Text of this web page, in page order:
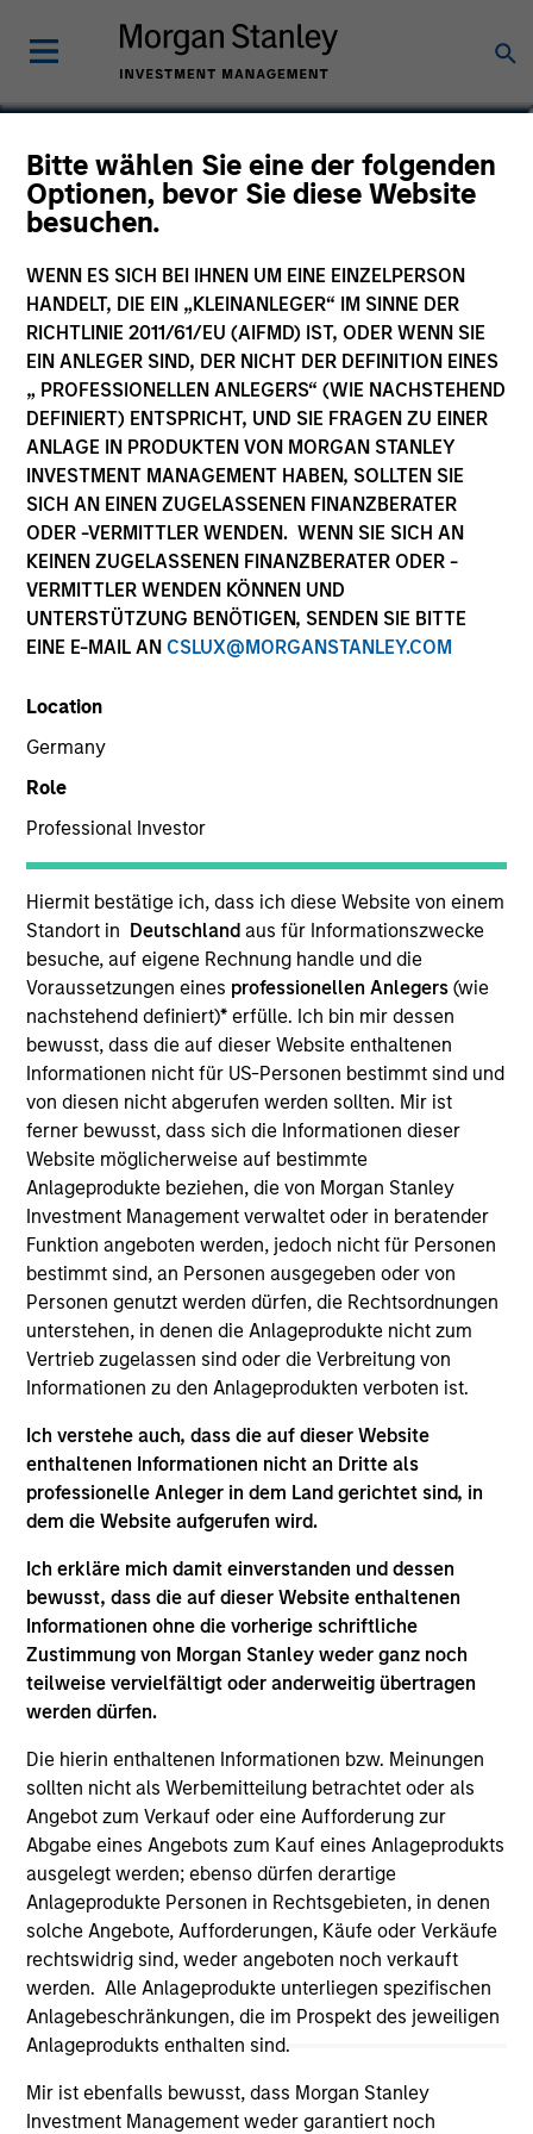
Bitte wählen Sie eine der folgenden
Optionen, bevor Sie diese Website
besuchen.
WENN ES SICH BEI IHNEN UM EINE EINZELPERSON
HANDELT, DIE EIN „KLEINANLEGER“ IM SINNE DER
RICHTLINIE 2011/61/EU (AIFMD) IST, ODER WENN SIE
EIN ANLEGER SIND, DER NICHT DER DEFINITION EINES
„ PROFESSIONELLEN ANLEGERS“ (WIE NACHSTEHEND
DEFINIERT) ENTSPRICHT, UND SIE FRAGEN ZU EINER
ANLAGE IN PRODUKTEN VON MORGAN STANLEY
INVESTMENT MANAGEMENT HABEN, SOLLTEN SIE
SICH AN EINEN ZUGELASSENEN FINANZBERATER
ODER -VERMITTLER WENDEN. WENN SIE SICH AN
KEINEN ZUGELASSENEN FINANZBERATER ODER -
VERMITTLER WENDEN KÖNNEN UND
UNTERSTÜTZUNG BENÖTIGEN, SENDEN SIE BITTE
EINE E-MAIL AN CSLUX@MORGANSTANLEY.COM
Location
Germany
Role
Professional Investor
Hiermit bestätige ich, dass ich diese Website von einem
Standort in Deutschland aus für Informationszwecke
besuche, auf eigene Rechnung handle und die
Voraussetzungen eines professionellen Anlegers(wie
nachstehend definiert)* erfülle. Ich bin mir dessen
bewusst, dass die auf dieser Website enthaltenen
Informationen nicht für US-Personen bestimmt sind und
von diesen nicht abgerufen werden sollten. Mir ist
ferner bewusst, dass sich die Informationen dieser
Website möglicherweise auf bestimmte
Anlageprodukte beziehen, die von Morgan Stanley
Investment Management verwaltet oder in beratender
Funktion angeboten werden, jedoch nicht für Personen
bestimmt sind, an Personen ausgegeben oder von
Personen genutzt werden dürfen, die Rechtsordnungen
unterstehen, in denen die Anlageprodukte nicht zum
Vertrieb zugelassen sind oder die Verbreitung von
Informationen zu den Anlageprodukten verboten ist.
Ich verstehe auch, dass die auf dieser Website
enthaltenen Informationen nicht an Dritte als
professionelle Anleger in dem Land gerichtet sind, in
dem die Website aufgerufen wird.
Ich erkläre mich damit einverstanden und dessen
bewusst, dass die auf dieser Website enthaltenen
Informationen ohne die vorherige schriftliche
Zustimmung von Morgan Stanley weder ganz noch
teilweise vervielfältigt oder anderweitig übertragen
werden dürfen.
Die hierin enthaltenen Informationen bzw. Meinungen
sollten nicht als Werbemitteilung betrachtet oder als
Angebot zum Verkauf oder eine Aufforderung zur
Abgabe eines Angebots zum Kauf eines Anlageprodukts
ausgelegt werden; ebenso dürfen derartige
Anlageprodukte Personen in Rechtsgebieten, in denen
solche Angebote, Aufforderungen, Käufe oder Verkäufe
rechtswidrig sind, weder angeboten noch verkauft
werden. Alle Anlageprodukte unterliegen spezifischen
Anlagebeschränkungen, die im Prospekt des jeweiligen
Anlageprodukts enthalten sind.
Mir ist ebenfalls bewusst, dass Morgan Stanley
Investment Management weder garantiert noch
Jake Van Koevering
Partner
10 Years
TEAM
Morgan Stanley Private Equity Solutions Team
Jake Van Koevering is an Executive Director and
Partner with the Morgan Stanley Private Equity
Solutions team. Prior to joining the firm, Jake was
an investment professional at Audax Group. Jake
received a B.S. in economics with concentration in
finance from the Wharton School of the University
of Pennsylvania.
May not represent all Team Members.
The information on this page is for informational
not constitute and should not be construed as an
offering of advisory services or an offer to sell or a
solicitation of an offer to buy any securities in any
jurisdiction in which such offer or solicitation,
purchase or sale would be unlawful under the
All investing involves risks, including a loss of principal.
Please refer to the strategy detail page for important
information on the strategy, including additional risk
considerations.
Morgan Stanley
Morgan Stanley Careers